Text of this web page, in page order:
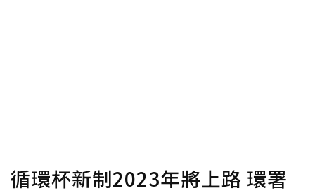
循環杯新制2023年將上路 環署